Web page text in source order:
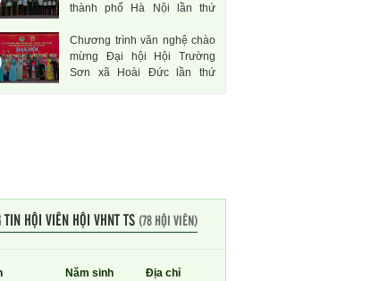
thành phố Hà Nội lần thứ
Chương trình văn nghệ chào
mừng Đại hội Hội Trường
Sơn xã Hoài Đức lần thứ
TIN HỘI VIÊN HỘI VHNT TS(78 HỘI VIÊN)
Năm sinh Địa chỉ